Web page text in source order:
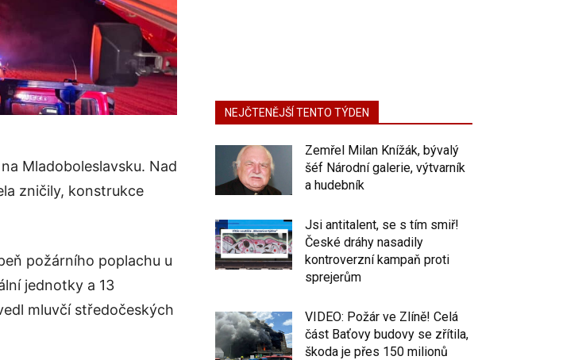
Mladoboleslavsku. Nad
zničily, konstrukce
požárního poplachu u
jednotky a 13
mluvčí středočeských
NEJČTENĚJŠÍ TENTO TÝDEN
Zemřel Milan Knížák, bývalý
šéf Národní galerie, výtvarník
a hudebník
Jsi antitalent, se s tím smiř!
České dráhy nasadily
kontroverzní kampaň proti
sprejerům
VIDEO: Požár ve Zlíně! Celá
část Baťovy budovy se zřítila,
škoda je přes 150 milionů